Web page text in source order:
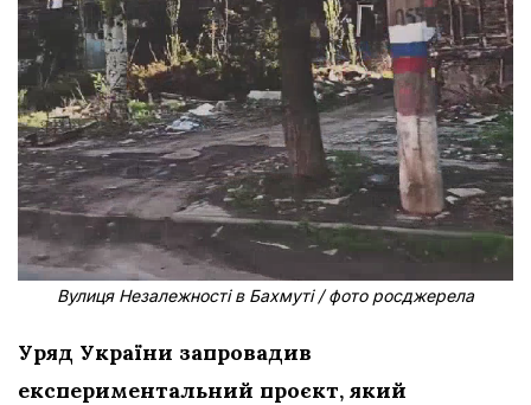
Вулиця Незалежності в Бахмуті / фото росджерела
Уряд України запровадив
експериментальний проєкт, який